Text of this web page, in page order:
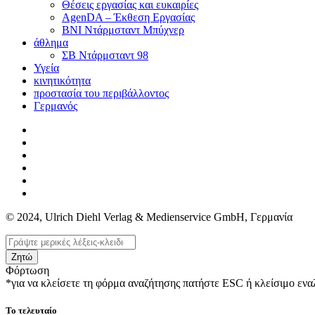
Θέσεις εργασίας και ευκαιρίες
AgenDA – Έκθεση Εργασίας
BNI Ντάρμσταντ Μπύχνερ
άθλημα
ΣΒ Ντάρμσταντ 98
Υγεία
κινητικότητα
προστασία του περιβάλλοντος
Γερμανός
© 2024, Ulrich Diehl Verlag & Medienservice GmbH, Γερμανία
Ζητώ
Φόρτωση
*για να κλείσετε τη φόρμα αναζήτησης πατήστε ESC ή κλείσιμο
Το τελευταίο